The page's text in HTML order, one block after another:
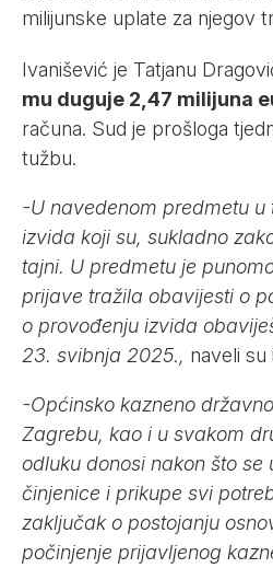
milijunske uplate za njegov
Ivanišević je Tatjanu
mu duguje 2,47 milijuna
računa. Sud je prošloga
tužbu.
-U navedenom predmetu u
izvida koji su, sukladno
tajni. U predmetu je
prijave tražila obavijesti o
o provođenju izvida
23. svibnja 2025., naveli su
-Općinsko kazneno
Zagrebu, kao i u svakom
odluku donosi nakon što se
činjenice i prikupe svi
zaključak o postojanju
počinjenje prijavljenog